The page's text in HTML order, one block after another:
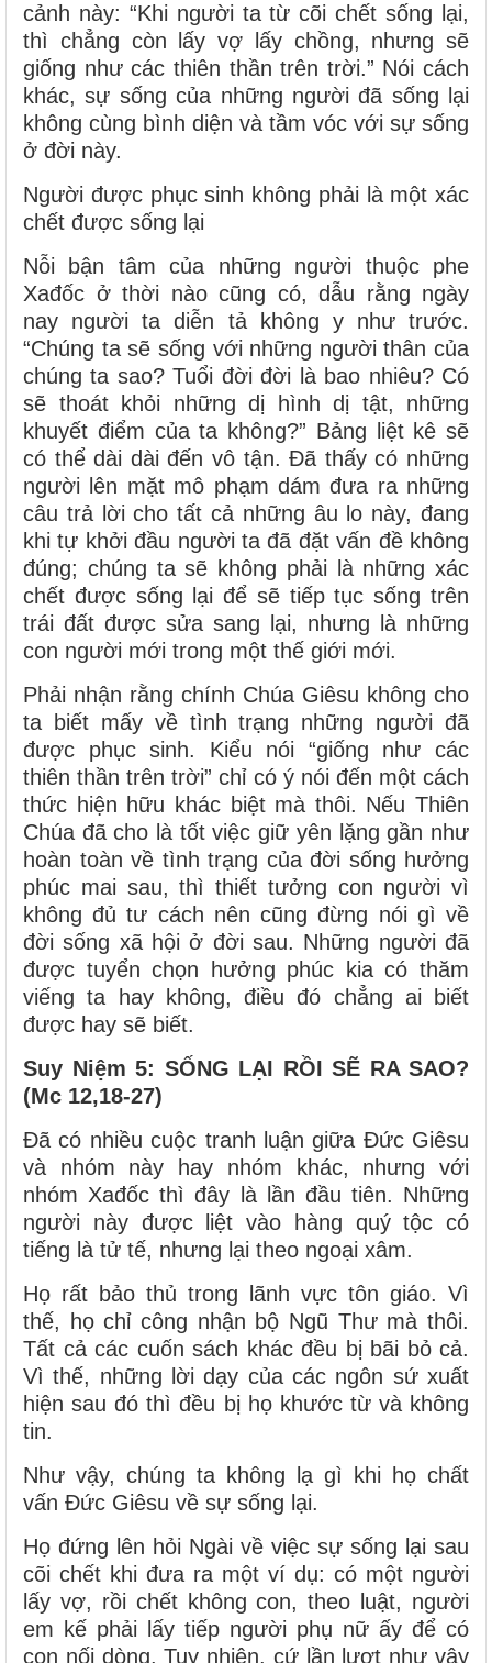
cảnh này: “Khi người ta từ cõi chết sống lại,
thì chẳng còn lấy vợ lấy chồng, nhưng sẽ
giống như các thiên thần trên trời.” Nói cách
khác, sự sống của những người đã sống lại
không cùng bình diện và tầm vóc với sự sống
ở đời này.
Người được phục sinh không phải là một xác
chết được sống lại
Nỗi bận tâm của những người thuộc phe
Xađốc ở thời nào cũng có, dẫu rằng ngày
nay người ta diễn tả không y như trước.
“Chúng ta sẽ sống với những người thân của
chúng ta sao? Tuổi đời đời là bao nhiêu? Có
sẽ thoát khỏi những dị hình dị tật, những
khuyết điểm của ta không?” Bảng liệt kê sẽ
có thể dài dài đến vô tận. Đã thấy có những
người lên mặt mô phạm dám đưa ra những
câu trả lời cho tất cả những âu lo này, đang
khi tự khởi đầu người ta đã đặt vấn đề không
đúng; chúng ta sẽ không phải là những xác
chết được sống lại để sẽ tiếp tục sống trên
trái đất được sửa sang lại, nhưng là những
con người mới trong một thế giới mới.
Phải nhận rằng chính Chúa Giêsu không cho
ta biết mấy về tình trạng những người đã
được phục sinh. Kiểu nói “giống như các
thiên thần trên trời” chỉ có ý nói đến một cách
thức hiện hữu khác biệt mà thôi. Nếu Thiên
Chúa đã cho là tốt việc giữ yên lặng gần như
hoàn toàn về tình trạng của đời sống hưởng
phúc mai sau, thì thiết tưởng con người vì
không đủ tư cách nên cũng đừng nói gì về
đời sống xã hội ở đời sau. Những người đã
được tuyển chọn hưởng phúc kia có thăm
viếng ta hay không, điều đó chẳng ai biết
được hay sẽ biết.
Suy Niệm 5: SỐNG LẠI RỒI SẼ RA SAO?
(Mc 12,18-27)
Đã có nhiều cuộc tranh luận giữa Đức Giêsu
và nhóm này hay nhóm khác, nhưng với
nhóm Xađốc thì đây là lần đầu tiên. Những
người này được liệt vào hàng quý tộc có
tiếng là tử tế, nhưng lại theo ngoại xâm.
Họ rất bảo thủ trong lãnh vực tôn giáo. Vì
thế, họ chỉ công nhận bộ Ngũ Thư mà thôi.
Tất cả các cuốn sách khác đều bị bãi bỏ cả.
Vì thế, những lời dạy của các ngôn sứ xuất
hiện sau đó thì đều bị họ khước từ và không
tin.
Như vậy, chúng ta không lạ gì khi họ chất
vấn Đức Giêsu về sự sống lại.
Họ đứng lên hỏi Ngài về việc sự sống lại sau
cõi chết khi đưa ra một ví dụ: có một người
lấy vợ, rồi chết không con, theo luật, người
em kế phải lấy tiếp người phụ nữ ấy để có
con nối dòng. Tuy nhiên, cứ lần lượt như vậy